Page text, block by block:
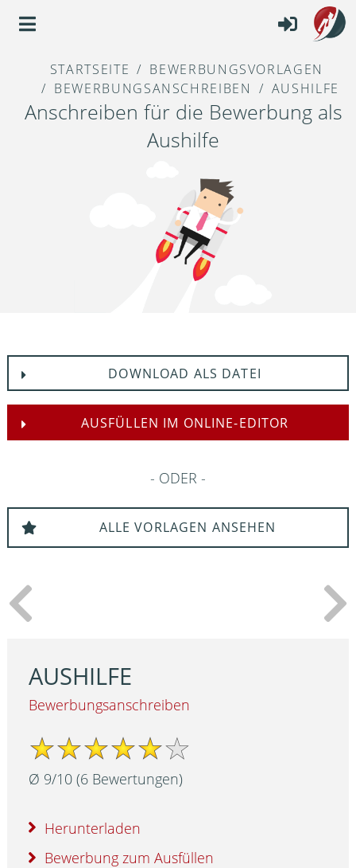
STARTSEITE
BEWERBUNGSVORLAGEN
BEWERBUNGSANSCHREIBEN
AUSHILFE
Anschreiben für die Bewerbung als
Aushilfe
DOWNLOAD ALS DATEI
AUSFÜLLEN IM ONLINE-EDITOR
ODER
ALLE VORLAGEN ANSEHEN
AUSHILFE
Bewerbungsanschreiben
Ø 9/10 (6 Bewertungen)
Herunterladen
Bewerbung zum Ausfüllen